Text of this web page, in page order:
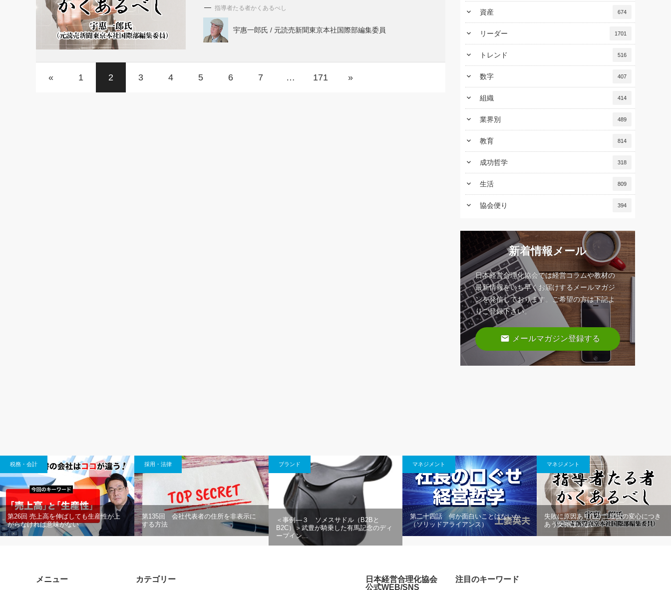
指導者たる者かくあるべし
宇惠一郎氏 / 元読売新聞東京本社国際部編集委員
« 1 2 3 4 5 6 7 … 171 »
keyboard_arrow_down 資産 674
keyboard_arrow_down リーダー 1701
keyboard_arrow_down トレンド 516
keyboard_arrow_down 数字 407
keyboard_arrow_down 組織 414
keyboard_arrow_down 業界別 489
keyboard_arrow_down 教育 814
keyboard_arrow_down 成功哲学 318
keyboard_arrow_down 生活 809
keyboard_arrow_down 協会便り 394
新着情報メール
日本経営合理化協会では経営コラムや教材の
最新情報をいち早くお届けするメールマガジ
ンを発信しております。ご希望の方は下記よ
りご登録下さい。
email メールマガジン登録する
税務・会計
第26回 売上高を伸ばしても生産性が上
がらなければ意味がない
採用・法律
第135回 会社代表者の住所を非表示に
する方法
ブランド
＜事例―３ ソメスサドル（B2Bと
B2C）＞武豊が騎乗した有馬記念のディ
ープイン...
マネジメント
第二十四話 何か面白いことはないか
（ソリッドアライアンス）
マネジメント
失敗に原因あり(12) 二度目の変心につき
あう女神はいない
注目のキーワード
日本経営合理化協会
公式WEB/SNS
メニュー カテゴリー